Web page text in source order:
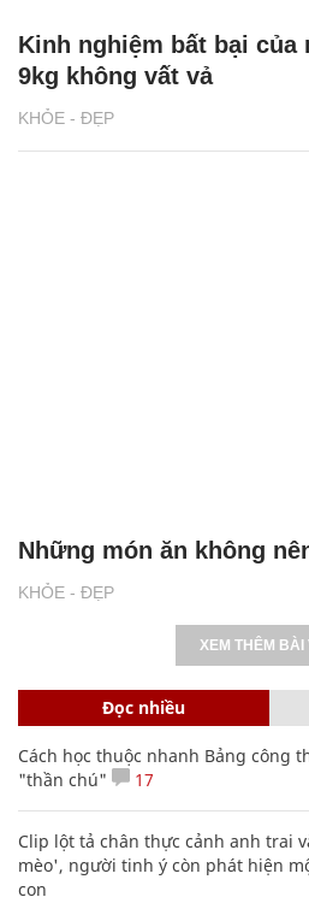
KHỎE - ĐẸP
Kinh nghiệm bất bại
9kg không vất vả
KHỎE - ĐẸP
Những món ăn không
XEM THÊM BÀI
Đọc nhiều
Cách học thuộc nhanh Bảng công
"thần chú"
17
Clip lột tả chân thực cảnh anh trai
mèo', người tinh ý còn phát hiện
con